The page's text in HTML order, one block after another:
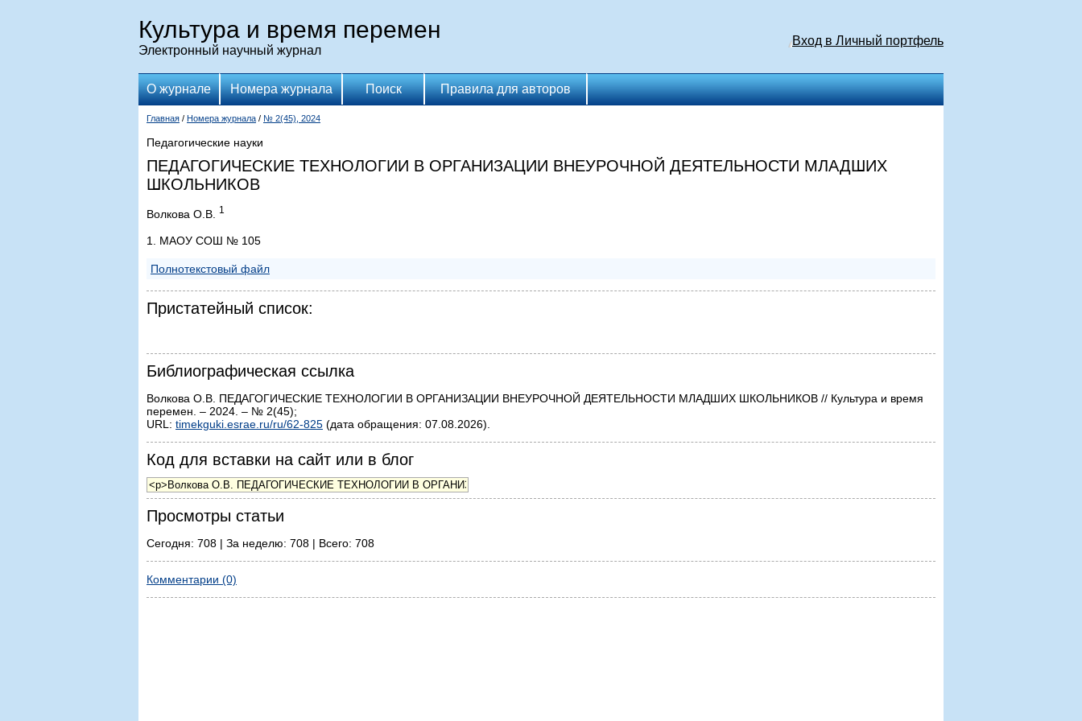
Культура и время перемен
Электронный научный журнал
Вход в Личный портфель
О журнале Номера журнала Поиск Правила для авторов
Главная / Номера журнала / № 2(45), 2024
Педагогические науки
ПЕДАГОГИЧЕСКИЕ ТЕХНОЛОГИИ В ОРГАНИЗАЦИИ ВНЕУРОЧНОЙ ДЕЯТЕЛЬНОСТИ МЛАДШИХ
ШКОЛЬНИКОВ
Волкова О.В. 1
1. МАОУ СОШ № 105
Полнотекстовый файл
Пристатейный список:
Библиографическая ссылка
Волкова О.В. ПЕДАГОГИЧЕСКИЕ ТЕХНОЛОГИИ В ОРГАНИЗАЦИИ ВНЕУРОЧНОЙ ДЕЯТЕЛЬНОСТИ МЛАДШИХ ШКОЛЬНИКОВ // Культура и время
перемен. – 2024. – № 2(45);
URL: timekguki.esrae.ru/ru/62-825 (дата обращения: 07.08.2026).
Код для вставки на сайт или в блог
Просмотры статьи
Сегодня: 708 | За неделю: 708 | Всего: 708
Комментарии (0)